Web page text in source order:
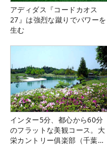
アディダス『コードカオス
27』は強烈な蹴りでパワーを
生む
インター5分、都心から60分
のフラットな美観コース。大
栄カントリー俱楽部（千葉